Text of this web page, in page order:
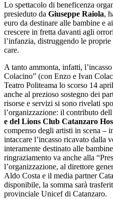
Lo spettacolo di beneficenza
presieduto da Giuseppe Raiola,
euro da destinare alle bambine e
crescere in fretta davanti agli
l’infanzia, distruggendo le
care.
A tanto ammonta, infatti,
Colacino” (con Enzo e Ivan
Teatro Politeama lo scorso 14
anche al prezioso sostegno dei
risorse e servizi si sono rivelati
l’organizzazione: il contributo
e del Lions Club Catanzaro
compenso degli artisti in scena –
intaccare l’incasso ricavato dalla
interamente destinato alle
ringraziamento va anche alla
l’organizzazione, al direttore
Aldo Costa e il media partner
disponibile, la somma sarà
provinciale Unicef di Catanzaro.